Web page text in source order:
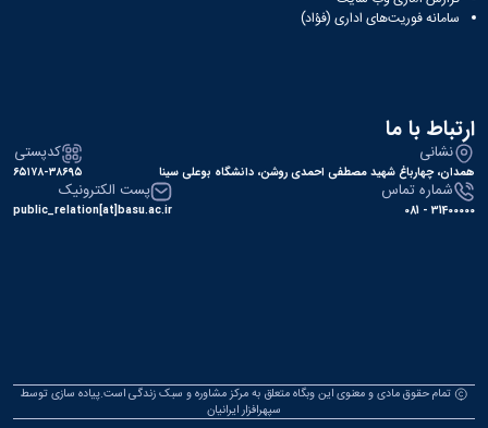
سامانه فوریت‌های اداری (فؤاد)
ارتباط با ما
نشانی
همدان، چهارباغ شهید مصطفی احمدی روشن، دانشگاه بوعلی سینا
کدپستی
۶۵۱۷۸-۳۸۶۹۵
شماره تماس
31400000 - 081
پست الکترونیک
public_relation[at]basu.ac.ir
تمام حقوق مادی و معنوی این وبگاه متعلق به مرکز مشاوره و سبک زندگی است.پیاده سازی توسط
سپهرافزار ایرانیان